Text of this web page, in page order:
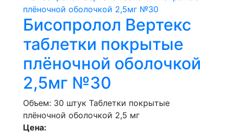
Бисопролол Вертекс
таблетки покрытые
плёночной оболочкой
2,5мг №30
Объем: 30 штук Таблетки покрытые
плёночной оболочкой 2,5 мг
Цена: